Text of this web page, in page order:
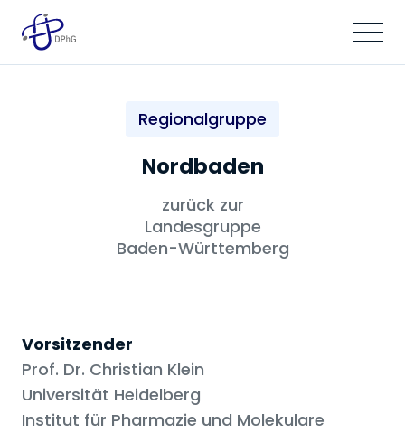
Regionalgruppe
Nordbaden
zurück zur
Landesgruppe
Baden-Württemberg
Vorsitzender
Prof. Dr. Christian Klein
Universität Heidelberg
Institut für Pharmazie und Molekulare